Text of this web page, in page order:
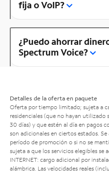
fija o VoIP?
¿Puedo ahorrar
Spectrum Voice?
Detalles de la oferta en paquete
Oferta por tiempo limitado; sujeta a
residenciales (que no hayan
30 días) y que estén al día en pagos
son adicionales en ciertos estados.
período de promoción o si no se
sujeta a que los servicios elegibles se
INTERNET: cargo adicional por
alámbrica. Las velocidades reales